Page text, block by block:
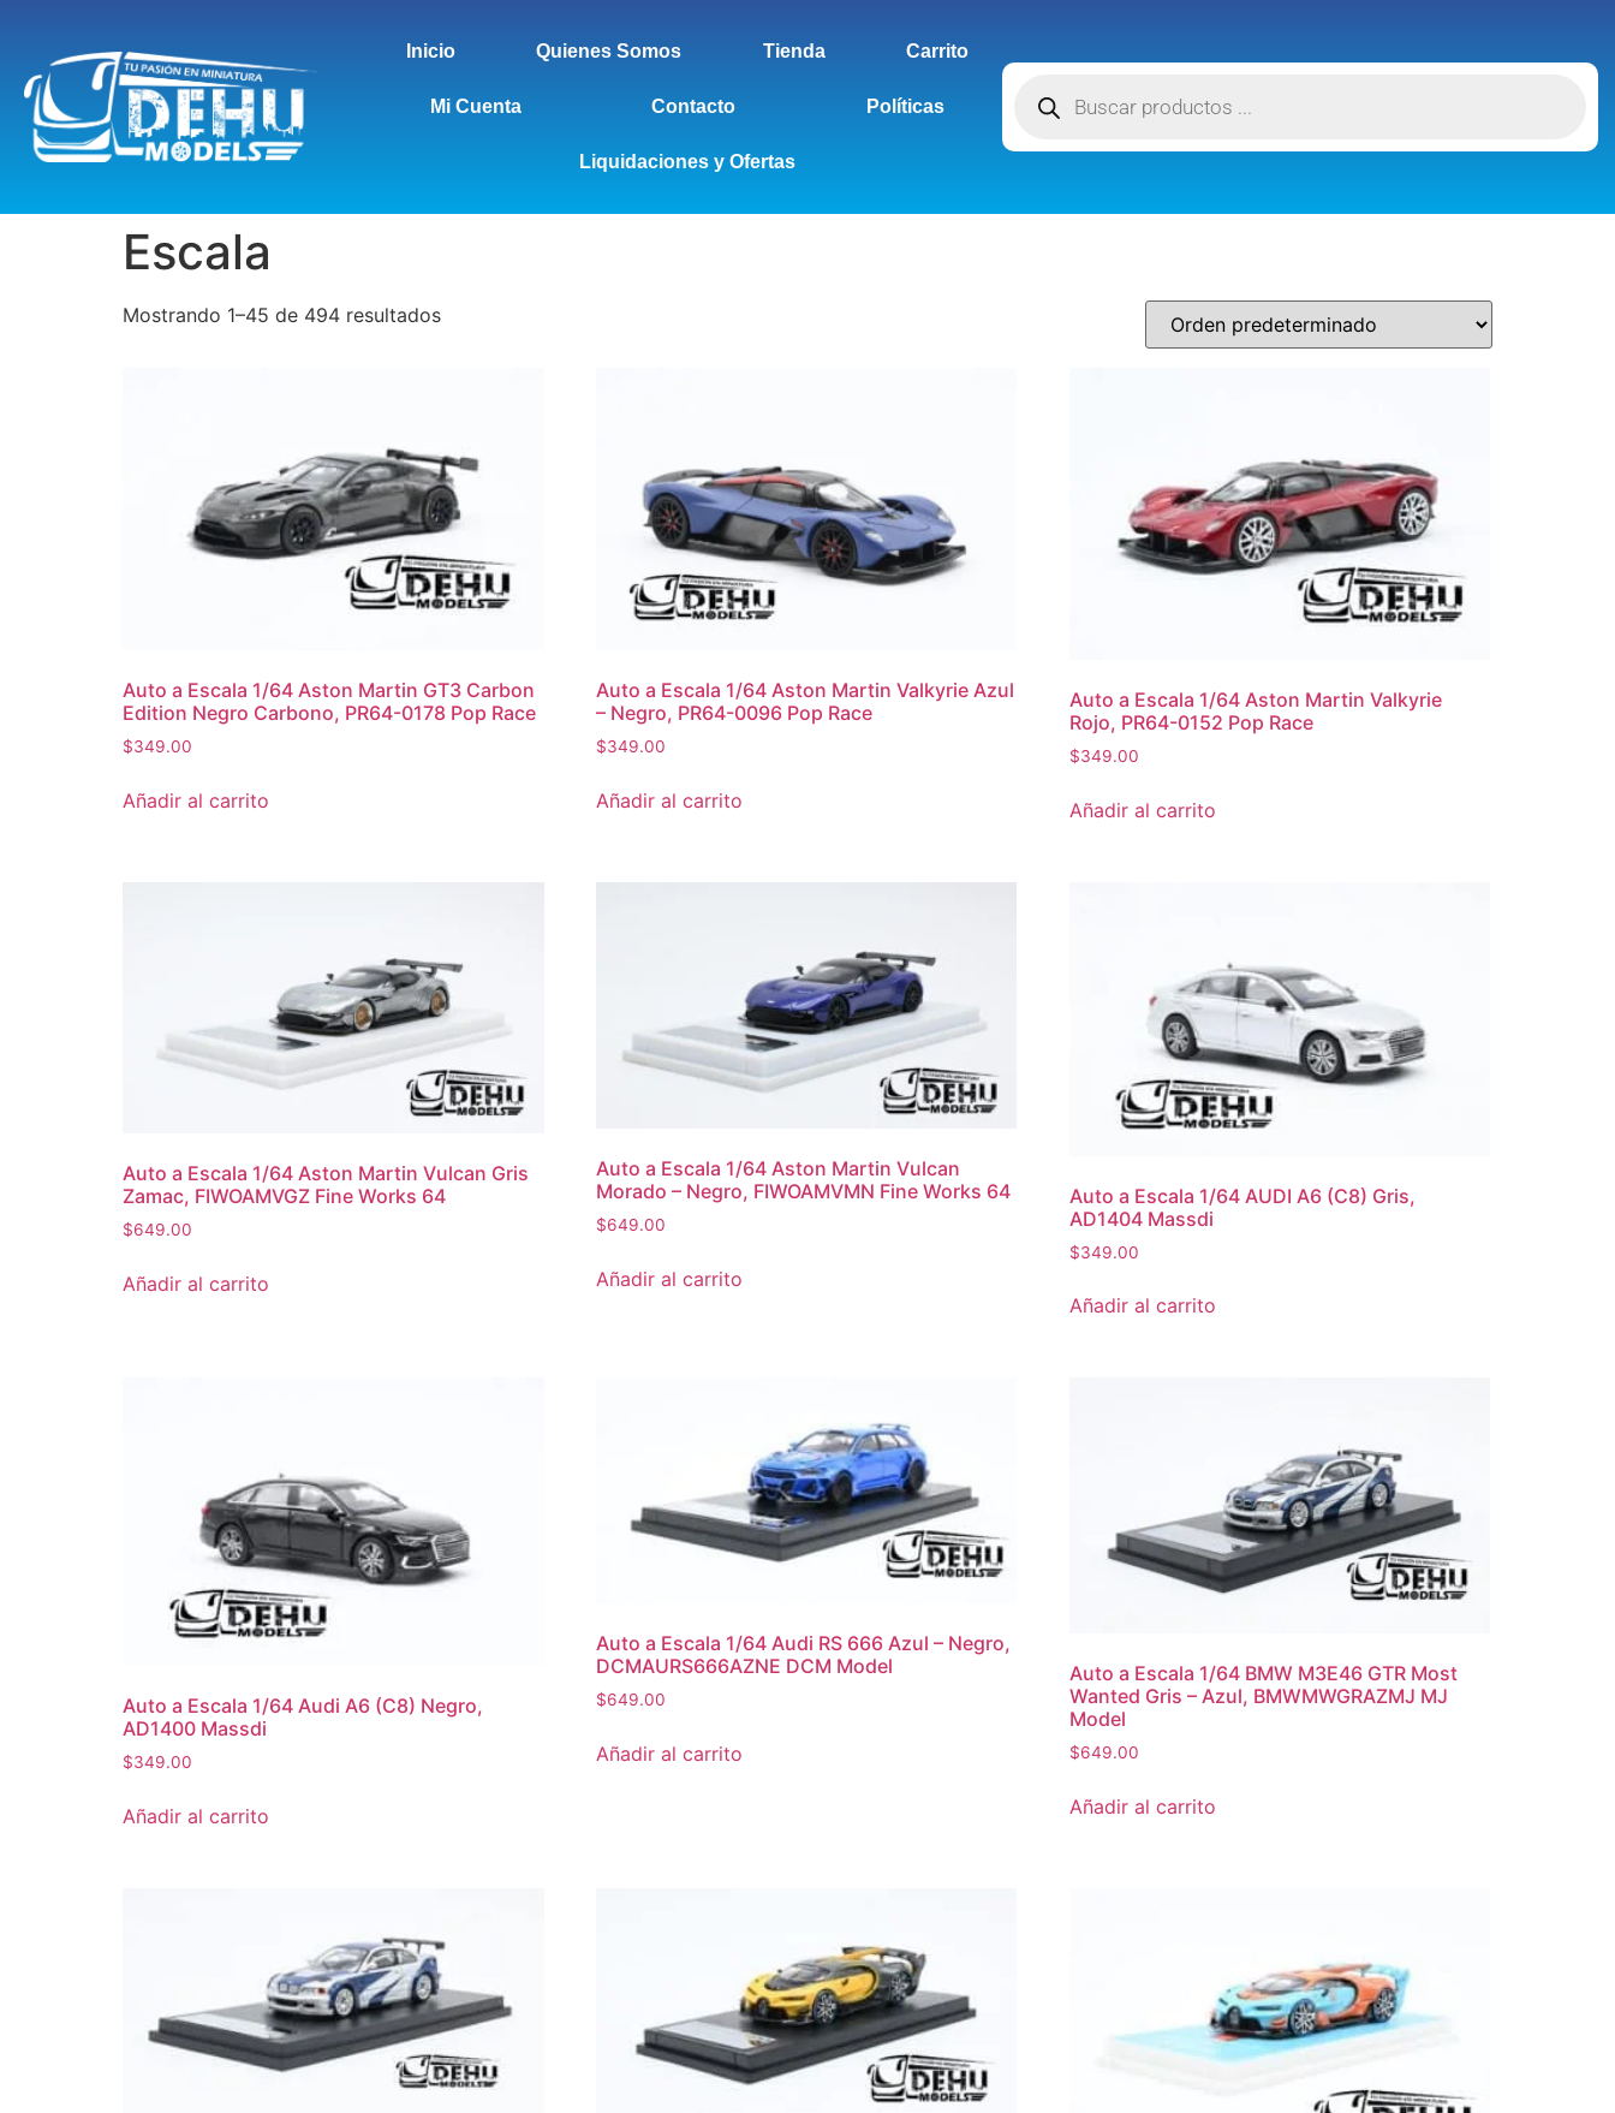
Inicio Quienes Somos Tienda Carrito
Mi Cuenta Contacto Políticas
Liquidaciones y Ofertas
Escala
Mostrando 1–45 de 494 resultados
Auto a Escala 1/64 Aston Martin GT3 Carbon
Edition Negro Carbono, PR64-0178 Pop Race
$349.00
Añadir al carrito
Auto a Escala 1/64 Aston Martin Valkyrie Azul
– Negro, PR64-0096 Pop Race
$349.00
Añadir al carrito
Auto a Escala 1/64 Aston Martin Valkyrie
Rojo, PR64-0152 Pop Race
$349.00
Añadir al carrito
Auto a Escala 1/64 Aston Martin Vulcan Gris
Zamac, FIWOAMVGZ Fine Works 64
$649.00
Añadir al carrito
Auto a Escala 1/64 Aston Martin Vulcan
Morado – Negro, FIWOAMVMN Fine Works 64
$649.00
Añadir al carrito
Auto a Escala 1/64 AUDI A6 (C8) Gris,
AD1404 Massdi
$349.00
Añadir al carrito
Auto a Escala 1/64 Audi A6 (C8) Negro,
AD1400 Massdi
$349.00
Añadir al carrito
Auto a Escala 1/64 Audi RS 666 Azul – Negro,
DCMAURS666AZNE DCM Model
$649.00
Añadir al carrito
Auto a Escala 1/64 BMW M3E46 GTR Most
Wanted Gris – Azul, BMWMWGRAZMJ MJ
Model
$649.00
Añadir al carrito